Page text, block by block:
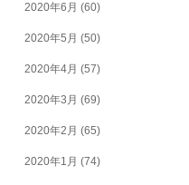
2020年6月 (60)
2020年5月 (50)
2020年4月 (57)
2020年3月 (69)
2020年2月 (65)
2020年1月 (74)